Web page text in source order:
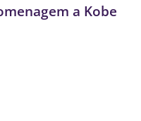
a Kobe